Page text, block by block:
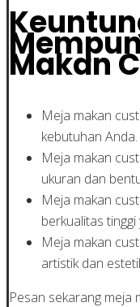
Makan
Meja makan
kebutuhan Anda.
Meja makan
ukuran dan
Meja makan
berkualitas
Meja makan
artistik dan
Pesan sekarang meja